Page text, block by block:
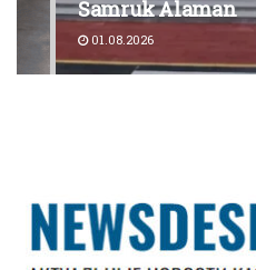
Samruk Alaman
01.08.2026